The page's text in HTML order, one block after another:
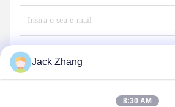
Jack Zhang
8:30 AM